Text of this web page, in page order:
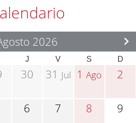
2026
J V S D
30 31 Jul 1Ago 2
6 7 8 9